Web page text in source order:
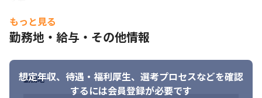
＜体制＞
・エンジニア4～5名程度で1ユニットを構成し、開発プロジェクト
をユニットにアサインしています
ます
・ユニットごとの知識の偏りを防ぐために開発状況や学びの共有
を行ったり、PdMとデザイナーを含めてふりかえりとデモを行っ
きる方
・組織全体の成長促進につながる行動ができる方
もっと見る
勤務地・給与・その他情報
想定年収、待遇・福利厚生、 選考プロセスなどを確認
するには会員登録が必要です
勤務地